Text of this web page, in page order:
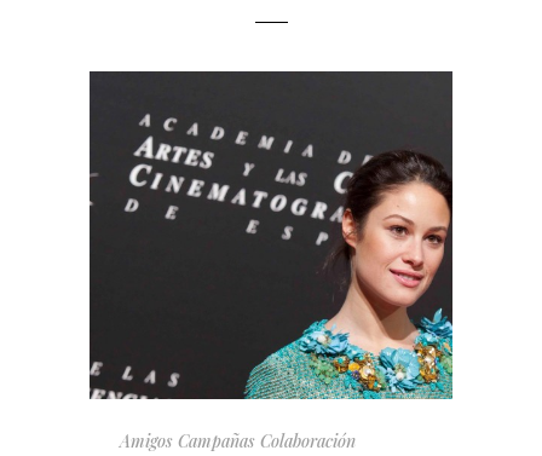
Amigos Campañas Colaboración